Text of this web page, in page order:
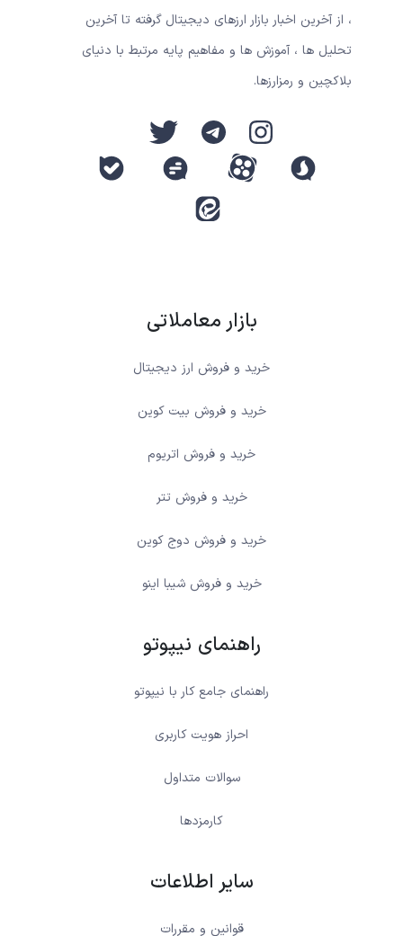
، از آخرین اخبار بازار ارزهای دیجیتال گرفته تا آخرین
تحلیل ها ، آموزش ها و مفاهیم پایه مرتبط با دنیای
بلاکچین و رمزارزها.
بازار معاملاتی
خرید و فروش ارز دیجیتال
خرید و فروش بیت کوین
خرید و فروش اتریوم
خرید و فروش تتر
خرید و فروش دوج کوین
خرید و فروش شیبا اینو
راهنمای نیپوتو
راهنمای جامع کار با نیپوتو
احراز هویت کاربری
سوالات متداول
کارمزدها
سایر اطلاعات
قوانین و مقررات